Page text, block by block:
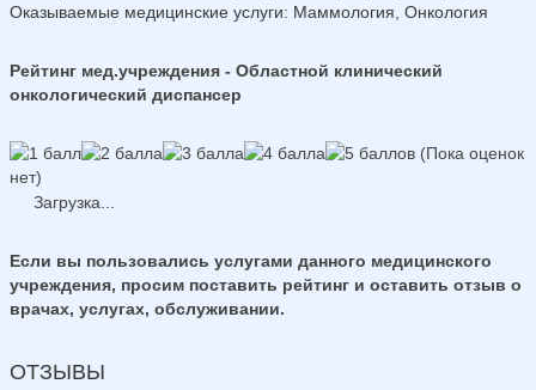
Оказываемые медицинские услуги: Маммология, Онкология
Рейтинг мед.учреждения - Областной клинический
онкологический диспансер
(Пока оценок
нет)
Загрузка...
Если вы пользовались услугами данного медицинского
учреждения, просим поставить рейтинг и оставить отзыв о
врачах, услугах, обслуживании.
ОТЗЫВЫ